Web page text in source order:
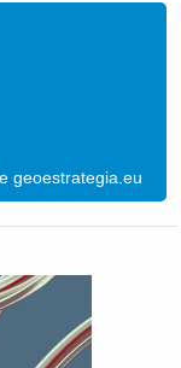
geoestrategia.eu